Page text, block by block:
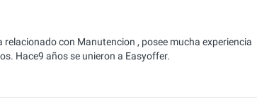
con Manutencion , posee mucha experiencia
Hace9 años se unieron a Easyoffer.